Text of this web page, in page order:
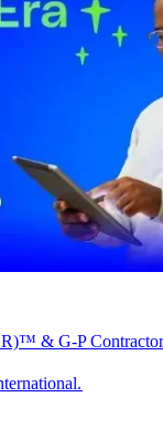
& G-P